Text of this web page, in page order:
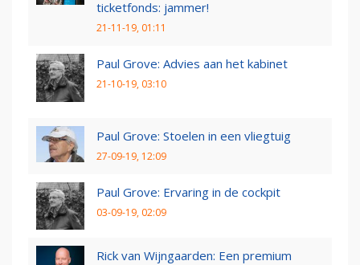
ticketfonds: jammer!
21-11-19, 01:11
Paul Grove: Advies aan het kabinet
21-10-19, 03:10
Paul Grove: Stoelen in een vliegtuig
27-09-19, 12:09
Paul Grove: Ervaring in de cockpit
03-09-19, 02:09
Rick van Wijngaarden: Een premium